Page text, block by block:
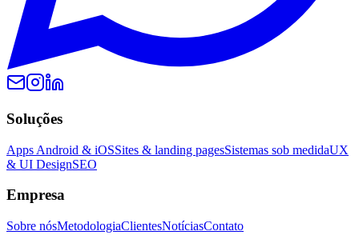
Soluções
Apps Android & iOSSites & landing pagesSistemas sob medidaUX
& UI DesignSEO
Empresa
Sobre nósMetodologiaClientesNotíciasContato